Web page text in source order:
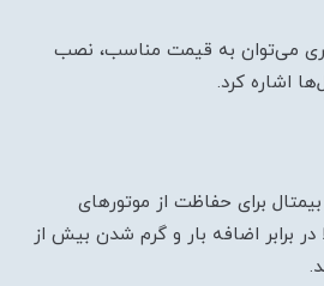
می‌توان به قیمت مناسب، نصب
اشاره کرد.
برای حفاظت از موتورهای
در برابر اضافه بار و گرم شدن بیش از